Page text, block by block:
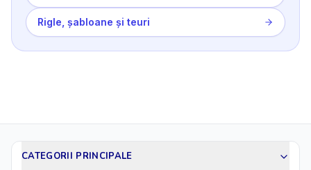
Rigle, șabloane și teuri
CATEGORII PRINCIPALE